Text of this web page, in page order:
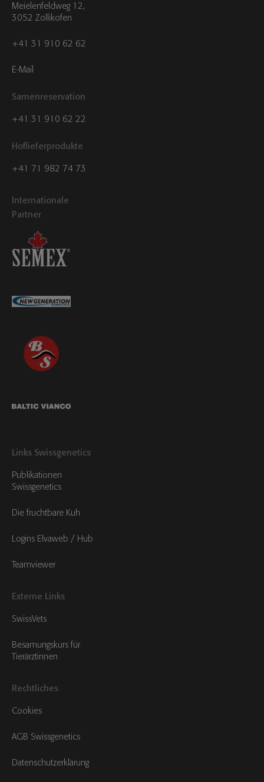
Meielenfeldweg 12,
3052 Zollikofen
+41 31 910 62 62
E-Mail
Samenreservation
+41 31 910 62 22
Hoflieferprodukte
+41 71 982 74 73
Internationale
Partner
Links Swissgenetics
Publikationen
Swissgenetics
Die fruchtbare Kuh
Logins Elvaweb / Hub
Teamviewer
Externe Links
SwissVets
Besamungskurs für
Tierärztinnen
Rechtliches
Cookies
AGB Swissgenetics
Datenschutzerklärung